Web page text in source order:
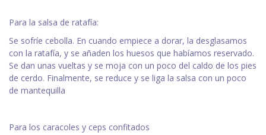
Para la salsa de ratafía:
Se sofríe cebolla. En cuando empiece a dorar, la desglasamos
con la ratafía, y se añaden los huesos que habíamos reservado.
Se dan unas vueltas y se moja con un poco del caldo de los pies
de cerdo. Finalmente, se reduce y se liga la salsa con un poco
de mantequilla
Para los caracoles y ceps confitados